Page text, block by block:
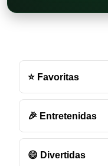
de
chat
disponibles
⭐ Favoritas
🎉 Entretenidas
😄 Divertidas